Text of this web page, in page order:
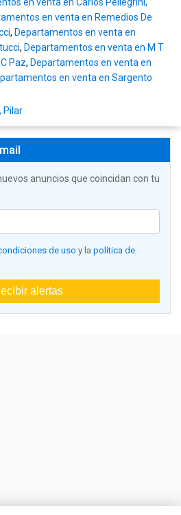
en venta en Carlos Pellegrini,
en venta en Remedios De
, Departamentos en venta en
, Departamentos en venta en M T
Paz, Departamentos en venta en
en venta en Sargento
Pilar
anuncios que coincidan con tu
de uso y la política de
alertas